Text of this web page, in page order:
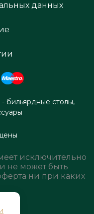
данных
бильярдные столы,
исключительно
не может быть
ни при каких